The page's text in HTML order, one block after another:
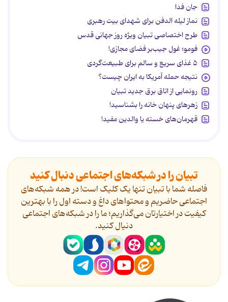
جان فدا
نماز لیله الدفن برای شهدای بیت رهبری
طرح اختصاصی تبیان ویژه روز جهانی قدس
فومو؛ غول جیب‌بر فضای مجازی!
۵ غذای سریع و سالم برای طبیعت‌گردی
نتیجه حمله آمریکا به ایران چیست؟
رونمایی از اتاق برق جدید تبیان
زهرهای پنهان خانه را بشناسید!
قهرمان‌های خسته یا والدین مفید!
تبیان را در شبکه‌های اجتماعی دنبال کنید
فاصله شما با تبیان تنها یک کلیک است! در همه شبکه‌های
اجتماعی حاضریم و محتواهای داغ و دسته اول را با بهترین
کیفیت در اختیارتان می‌گذاریم؛ ما را در شبکه‌های اجتماعی
دنیال کنید.